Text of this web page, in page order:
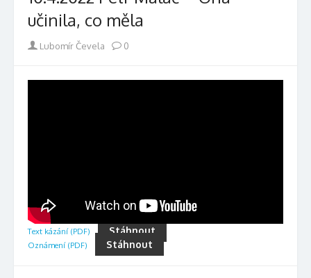
učinila, co měla
Author
Lubomír Čevela 0
Text kázání (PDF) Stáhnout
Oznámení (PDF) Stáhnout